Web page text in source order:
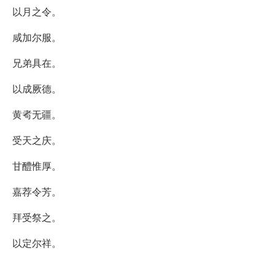
以月之令。
咸加尔服。
兄弟具在。
以成厥德。
黄耇无疆。
受天之庆。
甘醴惟厚。
嘉荐令芳。
拜受祭之。
以定尔祥。